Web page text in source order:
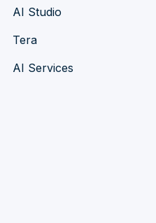
AI Studio
Tera
AI Services